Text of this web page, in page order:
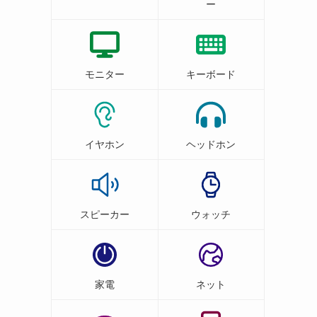
ー
モニター キーボード
イヤホン ヘッドホン
スピーカー ウォッチ
家電 ネット